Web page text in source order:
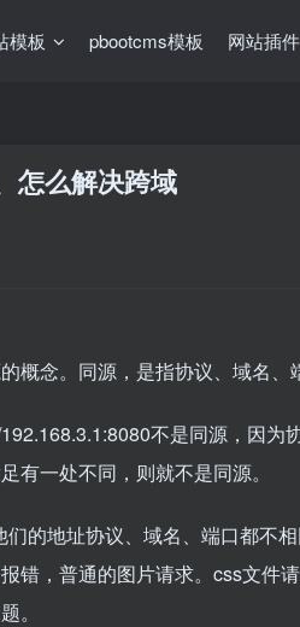
模板 pbootcms模板 网站插件
怎么解决跨域
概念。同源，是指协议、域名、
不是同源，因
有一处不同，则就不是同源。
的地址协议、域名、端口都不
错，普通的图片请求。css文件
。